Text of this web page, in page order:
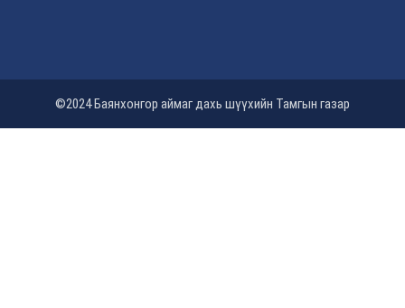
©2024 Баянхонгор аймаг дахь шүүхийн Тамгын газар